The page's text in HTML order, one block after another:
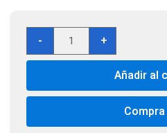
-
Montura
mantecion
armas
Case-
+
Añadir al